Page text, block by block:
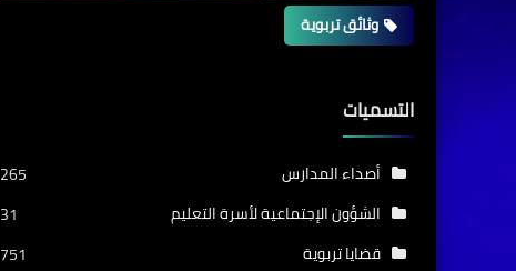
وثائق تربوية
التسميات
أصداء المدارس
265
الشؤون الإجتماعية لأسرة التعليم
31
قضايا تربوية
751